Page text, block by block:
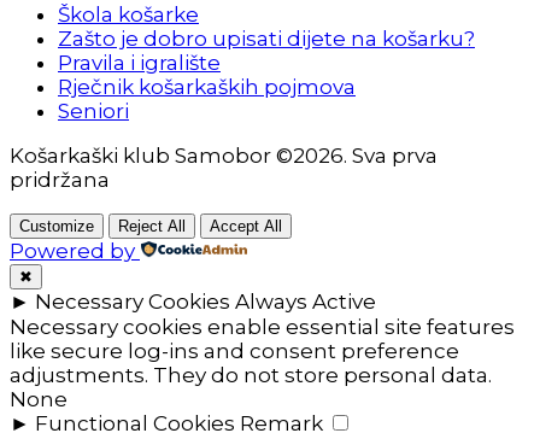
Škola košarke
Zašto je dobro upisati dijete na košarku?
Pravila i igralište
Rječnik košarkaških pojmova
Seniori
Košarkaški klub Samobor ©2026. Sva prva
pridržana
Customize Reject All Accept All
Powered by
✖
► Necessary Cookies Always Active
Necessary cookies enable essential site features
like secure log-ins and consent preference
adjustments. They do not store personal data.
None
► Functional Cookies Remark